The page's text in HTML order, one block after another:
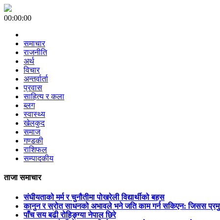
00:00:00
समाचार
राजनीति
अर्थ
विचार
अन्तर्वार्ता
प्रवास
साहित्य र कला
ब्लग
स्वास्थ्य
खेलकुद
समाज
गण्डकी
राशिफल
सम्पादकीय
ताजा समाचार
संघीयताको मर्म र चुनौतीमा पोखरेली विद्यार्थीको बहस
कानुन र स्रोत साधनको अभावले भने जति काम गर्न सकिएन: जिसस
पाँच सय बढी रोहिङ्ग्या नेपाल छिरे